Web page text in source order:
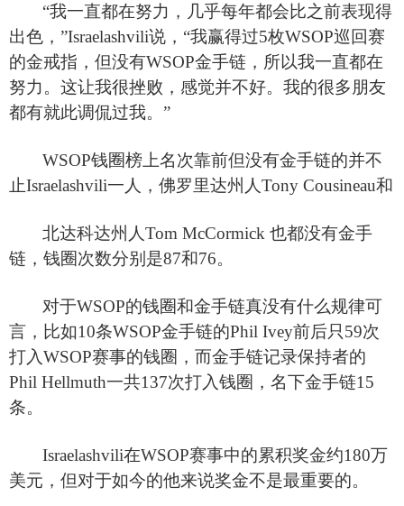
“我一直都在努力，几乎每年都会比之前表现得
出色，”Israelashvili说，“我赢得过5枚WSOP巡回赛
的金戒指，但没有WSOP金手链，所以我一直都在
努力。这让我很挫败，感觉并不好。我的很多朋友
都有就此调侃过我。”
WSOP钱圈榜上名次靠前但没有金手链的并不
止Israelashvili一人，佛罗里达州人Tony Cousineau和
北达科达州人Tom McCormick 也都没有金手
链，钱圈次数分别是87和76。
对于WSOP的钱圈和金手链真没有什么规律可
言，比如10条WSOP金手链的Phil Ivey前后只59次
打入WSOP赛事的钱圈，而金手链记录保持者的
Phil Hellmuth一共137次打入钱圈，名下金手链15
条。
Israelashvili在WSOP赛事中的累积奖金约180万
美元，但对于如今的他来说奖金不是最重要的。